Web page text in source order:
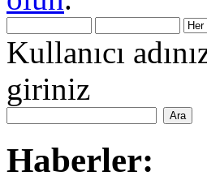
Kullanıcı
giriniz
Haberler: